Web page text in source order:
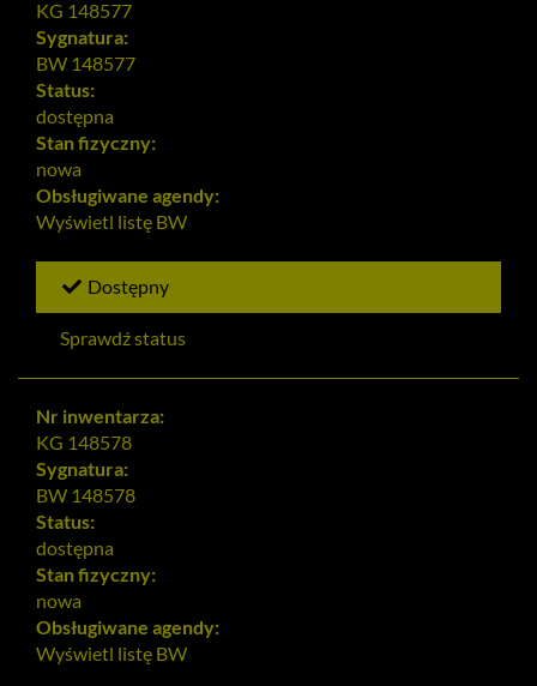
KG 148577
Sygnatura:
BW 148577
Status:
dostępna
Stan fizyczny:
nowa
Obsługiwane agendy:
Wyświetl listę BW
Dostępny
Sprawdź status
Nr inwentarza:
KG 148578
Sygnatura:
BW 148578
Status:
dostępna
Stan fizyczny:
nowa
Obsługiwane agendy:
Wyświetl listę BW